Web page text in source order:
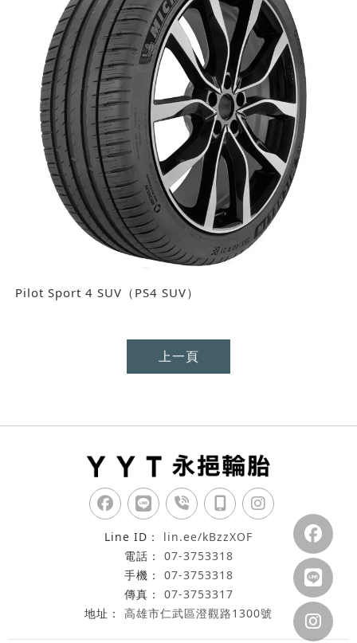
Pilot Sport 4 SUV（PS4 SUV）
上一頁
lin.ee/kBzzXOF
07-3753318
07-3753318
07-3753317
高雄市仁武區澄觀路1300號